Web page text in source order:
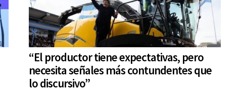
“El productor tiene expectativas, pero
necesita señales más contundentes que
lo discursivo”